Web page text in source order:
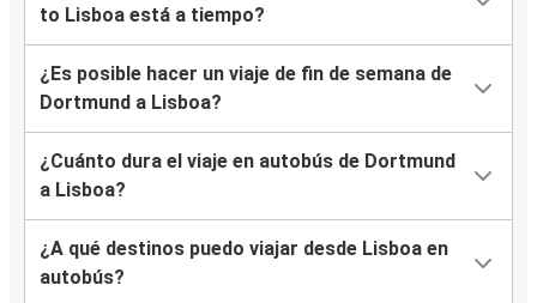
to Lisboa está a tiempo?
¿Es posible hacer un viaje de fin de semana de
Dortmund a Lisboa?
¿Cuánto dura el viaje en autobús de Dortmund
a Lisboa?
¿A qué destinos puedo viajar desde Lisboa en
autobús?